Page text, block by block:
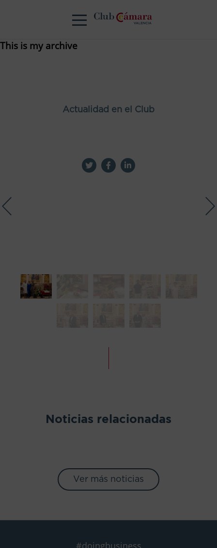
This is my archive
Actualidad en el Club
Noticias relacionadas
Ver más noticias
#doingbusiness